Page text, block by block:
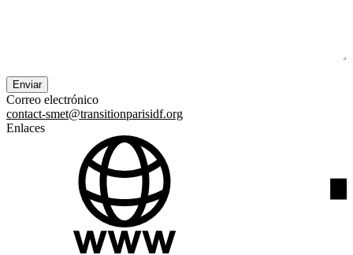
Correo electrónico
contact-smet@transitionparisidf.org
Enlaces